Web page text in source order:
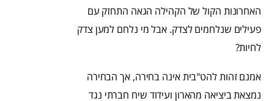
האחרונות הקול של הקהילה הגאה התחזק עם
פעילים שנלחמים לצדק. אבל מי נלחם למען צדק
לחיות?
אמנם זהות להט"בית אינה בחירה, אך הבחירה
נמצאת ביציאה מהארון ועידוד שיח חברתי נגד